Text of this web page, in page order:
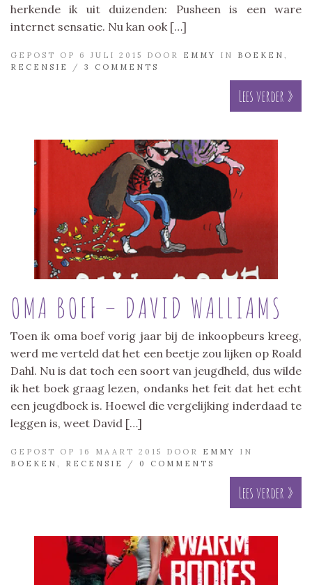
herkende ik uit duizenden: Pusheen is een ware
internet sensatie. Nu kan ook […]
GEPOST OP 6 JULI 2015 DOOR EMMY IN BOEKEN
RECENSIE
/ 3 COMMENTS
Lees verder »
OMA BOEF – DAVID WALLIAMS
Toen ik oma boef vorig jaar bij de inkoopbeurs kreeg,
werd me verteld dat het een beetje zou lijken op Roald
Dahl. Nu is dat toch een soort van jeugdheld, dus wilde
ik het boek graag lezen, ondanks het feit dat het echt
een jeugdboek is. Hoewel die vergelijking inderdaad te
leggen is, weet David […]
GEPOST OP 16 MAART 2015 DOOR EMMY
IN
BOEKEN
RECENSIE / 0 COMMENTS
Lees verder »